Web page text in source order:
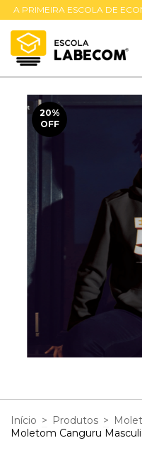
A PRIMEIRA ESCOLA DE
20%
OFF
Início > Produtos >
Moletom Canguru